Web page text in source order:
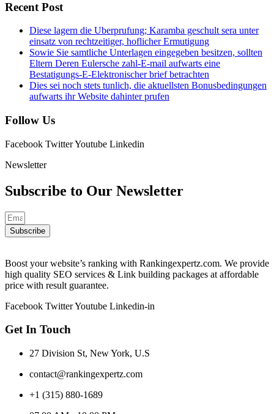
Recent Post
Diese lagern die Uberprufung; Karamba geschult sera unter
einsatz von rechtzeitiger, hoflicher Ermutigung
Sowie Sie samtliche Unterlagen eingegeben besitzen, sollten
Eltern Deren Eulersche zahl-E-mail aufwarts eine
Bestatigungs-E-Elektronischer brief betrachten
Dies sei noch stets tunlich, die aktuellsten Bonusbedingungen
aufwarts ihr Website dahinter prufen
Follow Us
Facebook TwitterYoutube Linkedin
Newsletter
Subscribe to Our Newsletter
Subscribe
Boost your website’s ranking with Rankingexpertz.com. We provide
high quality SEO services & Link building packages at affordable
price with result guarantee.
Facebook TwitterYoutube Linkedin-in
Get In Touch
27 Division St, New York, U.S
contact@rankingexpertz.com
+1 (315) 880-1689